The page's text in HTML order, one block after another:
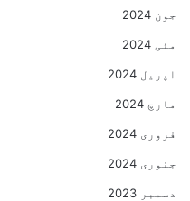
جون 2024
مئی 2024
اپریل 2024
مارچ 2024
فروری 2024
جنوری 2024
دسمبر 2023